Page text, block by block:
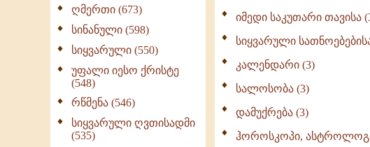
ღმერთი (673)
სინანული (598)
სიყვარული (550)
უფალი იესო ქრისტე
(548)
რწმენა (546)
სიყვარული ღვთისადმი
(535)
იმედი საკუთარი თავისა
სიყვარული
კალენდარი (3)
სალოსობა (3)
დამუქრება (3)
ჰოროსკოპი,